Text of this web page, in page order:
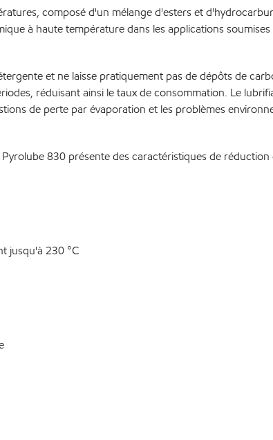
composé d'un mélange d'esters et
à haute température dans les applications
et ne laisse pratiquement pas de dépôts de
réduisant ainsi le taux de consommation. Le
de perte par évaporation et les problèmes
830 présente des caractéristiques de
jusqu'à 230 °C